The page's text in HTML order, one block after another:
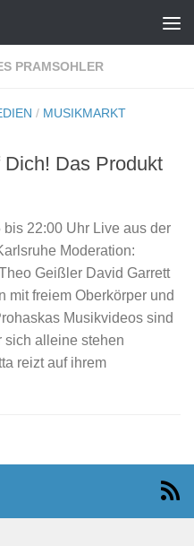
PRAMSOHLER
/ MUSIKMARKT
Dich! Das Produkt
bis 22:00 Uhr Live aus der
Moderation:
Geißler David Garrett
mit freiem Oberkörper und
Musikvideos sind
sich alleine stehen
reizt auf ihrem